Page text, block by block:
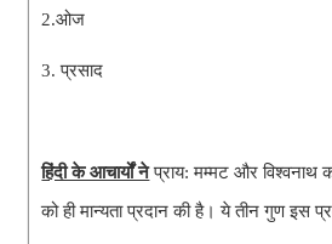
2.ओज
3. प्रसाद
हिंदी के आचार्यों ने प्राय: मम्मट और विश्वनाथ
को ही मान्यता प्रदान की है। ये तीन गुण इस